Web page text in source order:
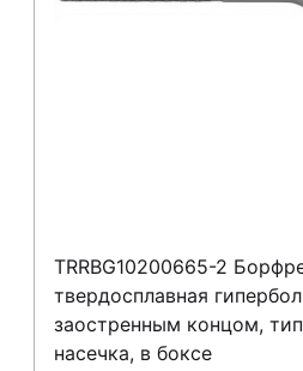
TRRBG10200665-2
твердосплавная
заостренным концом,
насечка, в боксе